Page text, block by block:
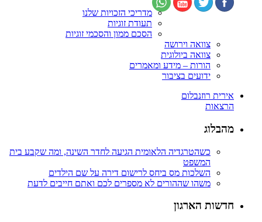
מדריכי הזכויות שלנו
תעודת זוגיות
הסכם ממון והסכמי זוגיות
צוואה וירושה
צוואה ביולוגית
הורות – מידע ומאמרים
ידועים בציבור
אירית רוזנבלום
הרצאות
מהבלוג
כשהטרגדיה הלאומית הגיעה לחדר השינה, ומה שקבע בית
המשפט
השלכות מס ביחס לרישום דירה על שם הילדים
משהו שההורים לא מספרים לכם ואתם חייבים לדעת
חדשות הארגון